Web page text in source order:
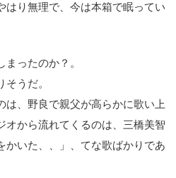
はり無理で、今は本箱で眠ってい
ったのか？。
うだ。
は、野良で親父が高らかに歌い上
オから流れてくるのは、三橋美智
かいた、、」、てな歌ばかりであ